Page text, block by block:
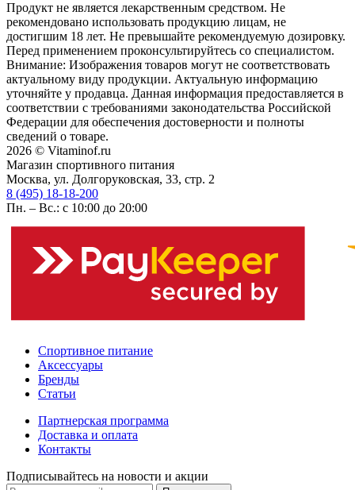
Продукт не является лекарственным средством. Не
рекомендовано использовать продукцию лицам, не
достигшим 18 лет. Не превышайте рекомендуемую дозировку.
Перед применением проконсультируйтесь со специалистом.
Внимание: Изображения товаров могут не соответствовать
актуальному виду продукции. Актуальную информацию
уточняйте у продавца. Данная информация предоставляется в
соответствии с требованиями законодательства Российской
Федерации для обеспечения достоверности и полноты
сведений о товаре.
2026 © Vitaminof.ru
Магазин спортивного питания
Москва, ул. Долгоруковская, 33, стр. 2
8 (495) 18-18-200
Пн. – Вс.: с 10:00 до 20:00
Спортивное питание
Аксессуары
Бренды
Статьи
Партнерская программа
Доставка и оплата
Контакты
Подписывайтесь на новости и акции